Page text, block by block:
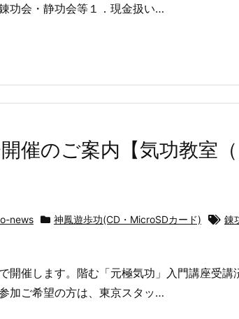
功会・静功会等１．現金扱い…
催のご案内【気功教室
news 神鳳遊歩功(CD・MicroSDカード) 錬
開催します。階む「元極気功」入門講座受
加ご希望の方は、東京スタッ…